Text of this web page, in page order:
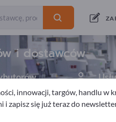
i dostawców
2
Producenci
innowacji, targów, handlu w
i zapisz się już teraz do